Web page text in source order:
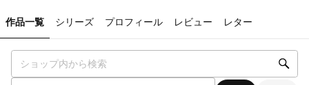
作品一覧 シリーズ プロフィール レビュー レター